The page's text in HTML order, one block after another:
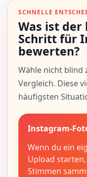
SCHNELLE
Was ist der
Schritt für
bewerten?
Wähle nicht blind
Vergleich. Diese
häufigsten
Instagram-
Wenn du ein
Upload
Stimmen